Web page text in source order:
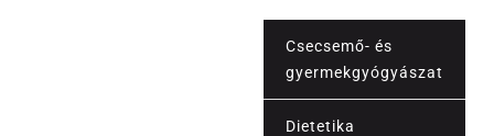
Csecsemő- és
gyermekgyógyászat
Dietetika